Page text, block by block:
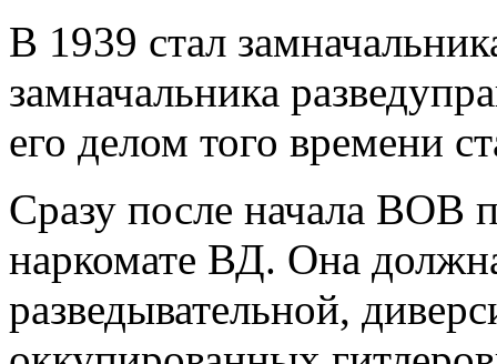
В 1939 стал
замначальника
его делом того времени
Сразу после начала ВОВ
наркомате ВД. Она
разведывательной,